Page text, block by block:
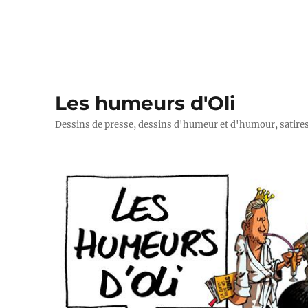
Les humeurs d'Oli
Dessins de presse, dessins d'humeur et d'humour,